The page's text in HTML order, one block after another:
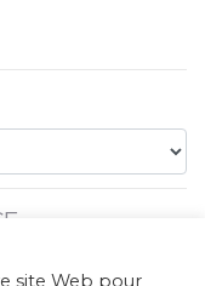
site Web pour